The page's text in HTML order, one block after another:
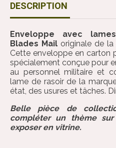
DESCRIPTION
Enveloppe avec
Blades Mail originale de
Cette enveloppe en carton
spécialement conçue pour
au personnel militaire et
lame de rasoir de la
état, des usures et tâches.
Belle pièce de
compléter un thème
exposer en vitrine.